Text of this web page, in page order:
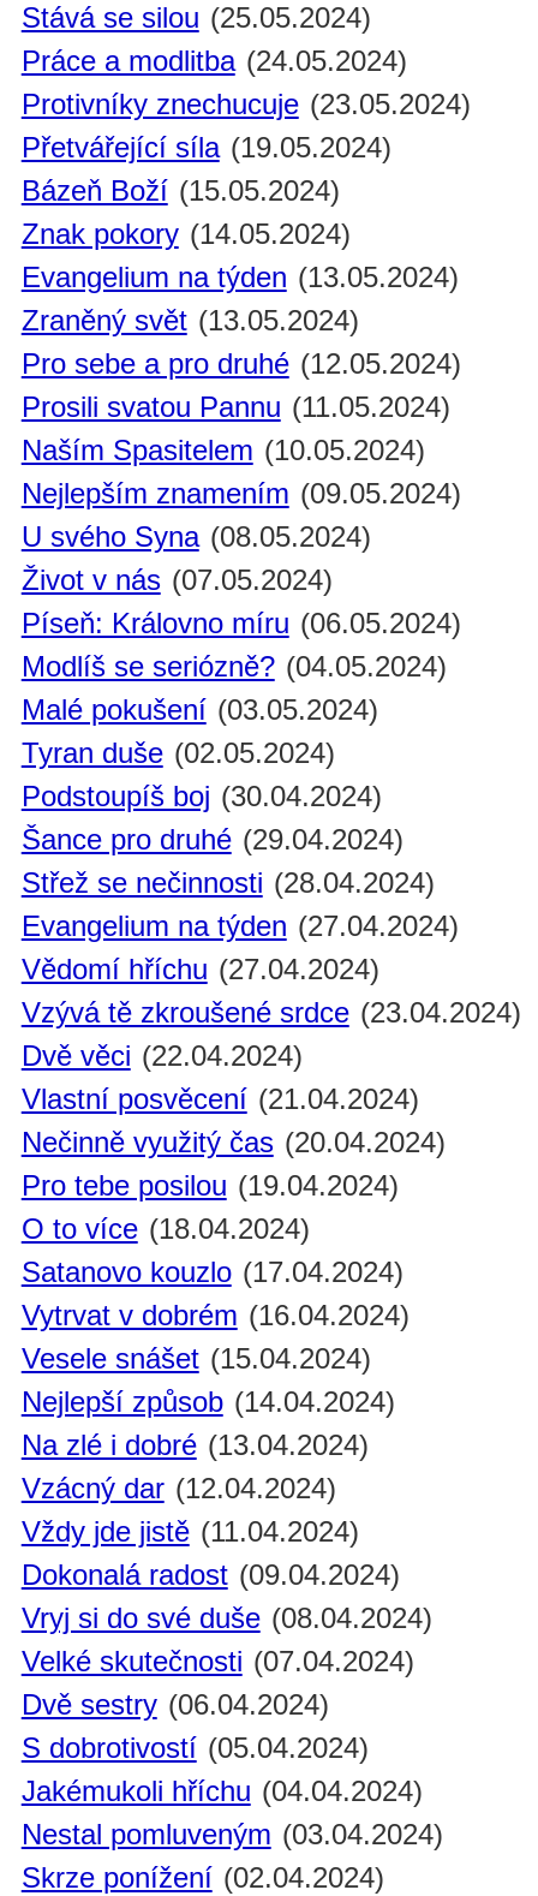
Stává se silou (25.05.2024)
Práce a modlitba (24.05.2024)
Protivníky znechucuje (23.05.2024)
Přetvářející síla (19.05.2024)
Bázeň Boží (15.05.2024)
Znak pokory (14.05.2024)
Evangelium na týden (13.05.2024)
Zraněný svět (13.05.2024)
Pro sebe a pro druhé (12.05.2024)
Prosili svatou Pannu (11.05.2024)
Naším Spasitelem (10.05.2024)
Nejlepším znamením (09.05.2024)
U svého Syna (08.05.2024)
Život v nás (07.05.2024)
Píseň: Královno míru (06.05.2024)
Modlíš se seriózně? (04.05.2024)
Malé pokušení (03.05.2024)
Tyran duše (02.05.2024)
Podstoupíš boj (30.04.2024)
Šance pro druhé (29.04.2024)
Střež se nečinnosti (28.04.2024)
Evangelium na týden (27.04.2024)
Vědomí hříchu (27.04.2024)
Vzývá tě zkroušené srdce (23.04.2024)
Dvě věci (22.04.2024)
Vlastní posvěcení (21.04.2024)
Nečinně využitý čas (20.04.2024)
Pro tebe posilou (19.04.2024)
O to více (18.04.2024)
Satanovo kouzlo (17.04.2024)
Vytrvat v dobrém (16.04.2024)
Vesele snášet (15.04.2024)
Nejlepší způsob (14.04.2024)
Na zlé i dobré (13.04.2024)
Vzácný dar (12.04.2024)
Vždy jde jistě (11.04.2024)
Dokonalá radost (09.04.2024)
Vryj si do své duše (08.04.2024)
Velké skutečnosti (07.04.2024)
Dvě sestry (06.04.2024)
S dobrotivostí (05.04.2024)
Jakémukoli hříchu (04.04.2024)
Nestal pomluveným (03.04.2024)
Skrze ponížení (02.04.2024)